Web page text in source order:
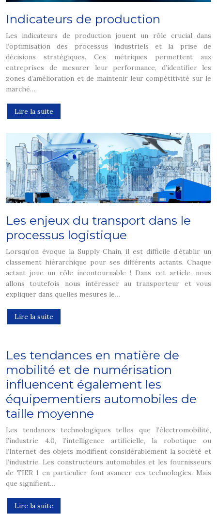
Indicateurs de production
Les indicateurs de production jouent un rôle crucial dans
l’optimisation des processus industriels et la prise de
décisions stratégiques. Ces métriques permettent aux
entreprises de mesurer leur performance, d’identifier les
zones d’amélioration et de maintenir leur compétitivité sur le
marché….
Lire la suite
Les enjeux du transport dans le
processus logistique
Lorsqu’on évoque la Supply Chain, il est difficile d’établir un
classement hiérarchique pour ses différents actants. Chaque
actant joue un rôle incontournable ! Dans cet article, nous
allons toutefois nous intéresser au transporteur et vous
expliquer dans quelles mesures le…
Lire la suite
Les tendances en matière de
mobilité et de numérisation
influencent également les
équipementiers automobiles de
taille moyenne
Les tendances technologiques telles que l’électromobilité,
l’industrie 4.0, l’intelligence artificielle, la robotique ou
l’Internet des objets modifient considérablement la société et
l’industrie. Les constructeurs automobiles et les fournisseurs
de TIER 1 en particulier font avancer ces technologies. Mais
que signifient…
Lire la suite